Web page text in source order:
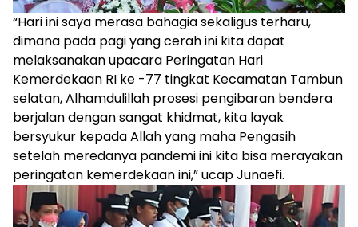
“Hari ini saya merasa bahagia sekaligus terharu,
dimana pada pagi yang cerah ini kita dapat
melaksanakan upacara Peringatan Hari
Kemerdekaan RI ke -77 tingkat Kecamatan Tambun
selatan, Alhamdulillah prosesi pengibaran bendera
berjalan dengan sangat khidmat, kita layak
bersyukur kepada Allah yang maha Pengasih
setelah meredanya pandemi ini kita bisa merayakan
peringatan kemerdekaan ini,” ucap Junaefi.